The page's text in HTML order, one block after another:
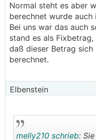
das alleine als
Berechnung
die Zukunft nämlich
weiterhin eine
vornehmen können,
Prozent ausweisen.
Normal steht es aber
berechnet wurde
Bei uns war das auch
stand es als
daß dieser Betrag sich
berechnet.
Elbenstein
melly210 schrieb: